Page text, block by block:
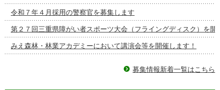
令和７年４月採用の警察官を募集します
第２７回三重県障がい者スポーツ大会（フライングディスク）を開
みえ森林・林業アカデミーにおいて講演会等を開催します！
募集情報新着一覧はこちら